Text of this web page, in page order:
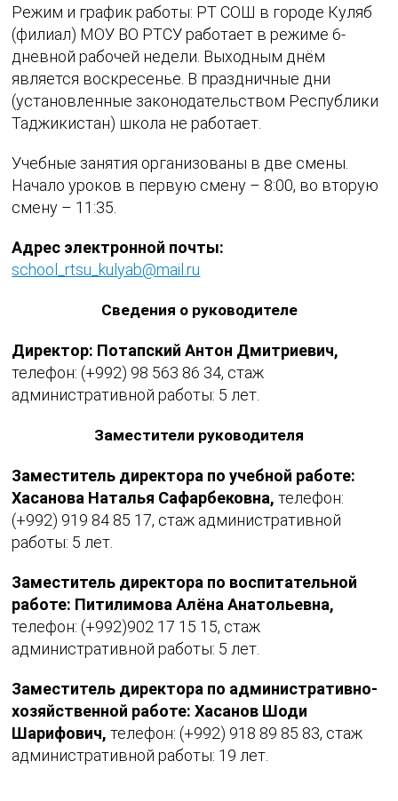
Режим и график работы: РТ СОШ в городе Куляб
(филиал) МОУ ВО РТСУ работает в режиме 6-
дневной рабочей недели. Выходным днём
является воскресенье. В праздничные дни
(установленные законодательством Республики
Таджикистан) школа не работает.
Учебные занятия организованы в две смены.
Начало уроков в первую смену – 8:00, во вторую
смену – 11:35.
Адрес электронной почты:
school_rtsu_kulyab@mail.ru
Сведения о руководителе
Директор: Потапский Антон Дмитриевич,
телефон: (+992) 98 563 86 34, стаж
административной работы: 5 лет.
Заместители руководителя
Заместитель директора по учебной работе:
Хасанова Наталья Сафарбековна, телефон:
(+992) 919 84 85 17, стаж административной
работы: 5 лет.
Заместитель директора по воспитательной
работе: Питилимова Алёна Анатольевна,
телефон: (+992)902 17 15 15, стаж
административной работы: 5 лет.
Заместитель директора по административно-
хозяйственной работе:Хасанов Шоди
Шарифович, телефон: (+992) 918 89 85 83, стаж
административной работы: 19 лет.